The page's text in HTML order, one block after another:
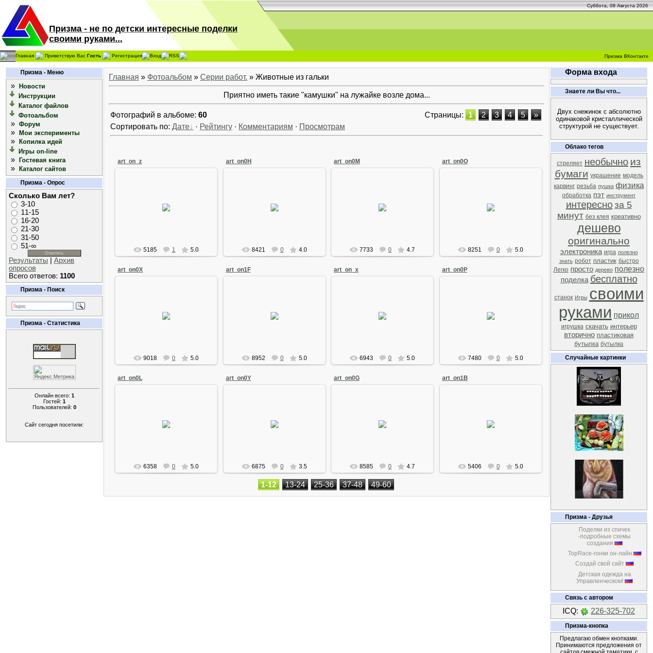
Суббота, 08 Августа 2026
Призма - не по детски интересные поделки
своими руками...
Главная Приветствую Вас Гость Регистрация Вход RSS Призма ВКонтакте
Призма - Меню
»
Новости
Инструкции
Каталог файлов
Фотоальбом
» Форум
» Мои эксперименты
»
Копилка идей
Игры on-line
» Гостевая книга
» Каталог сайтов
Призма - Опрос
Сколько Вам лет?
3-10
11-15
16-20
21-30
31-50
51-∞
Результаты
Архив
опросов
Всего ответов: 1100
Призма - Поиск
Призма - Статистика
Онлайн всего: 1
Гостей: 1
Пользователей: 0
Сайт сегодня посетили:
Главная » Фотоальбом » Серии работ. » Животные из гальки
Приятно иметь такие "камушки" на лужайке возле дома...
Фотографий в альбоме: 60 Страницы: 1 2 3 4 5
»
Сортировать по: Дате · Рейтингу · Комментариям · Просмотрам
art_on_z
5185 1 5.0
art_on0H
8421 0 4.0
art_on0M
7733 0 4.7
art_on0O
8251 0 5.0
art_on0X
9018 0 5.0
art_on1F
8952 0 5.0
art_on_x
6943 0 5.0
art_on0P
7480 0 5.0
art_on0L
6358 0 5.0
art_on0Y
6875 0 3.5
art_on0G
8585 0 4.7
art_on1B
5406 0 5.0
1-12 13-24 25-36 37-48 49-60
Форма входа
Знаете ли Вы что...
Двух снежинок с абсолютно
одинаковой кристаллической
структурой не существует.
Облако тегов
стреляет необычно из
бумаги украшение модель
карвинг резьба пушка физика
обработка пэт инструмент
интересно за 5
минут без клея креативно
дешево
оригинально
электроника игра полезно
знать робот пластик быстро
Легко просто дерево полезно
поделка бесплатно
станок Игры своими
руками прикол
игрушка скачать интерьер
вторично пластиковая
бутылка бутылка
Случайные картинки
Призма - Друзья
Поделки из спичек
-подробные схемы
создания
TopRace-гонки он-лайн
Создай свой сайт
Детская одежда на
Управленческом!
Связь с автором
ICQ: 226-325-702
Призма-кнопка
Предлагаю обмен кнопками.
Принимаются предложения от